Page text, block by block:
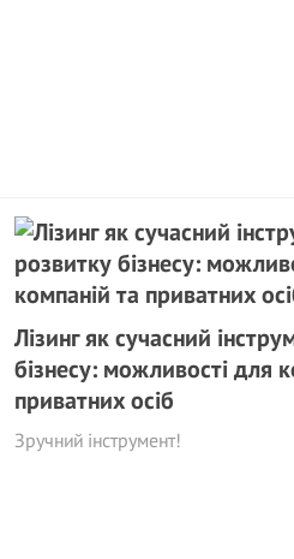
Лізинг як сучасний
бізнесу: можливості для
приватних осіб
Зручний інструмент!